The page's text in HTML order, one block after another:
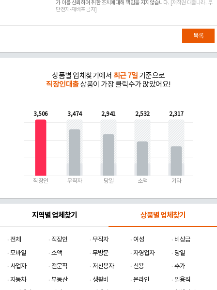
가 이를 신뢰하여 취한 조치에대해 책임을 지지않습니다. [저작권 대출나라. 무
단전재-재배포 금지]
목록
상품별 업체찾기에서 최근 7일 기준으로
직장인대출상품이 가장 클릭수가 많았어요!
3,506
직장인
3,474
무직자
2,941
당일
2,532
소액
2,317
기타
지역별 업체찾기 상품별 업체찾기
전체 직장인 무직자 여성
비상금
모바일
소액 무방문 자영업자
당일
사업자
전문직 저신용자 신용
추가
자동차
부동산 생활비 온라인
일용직